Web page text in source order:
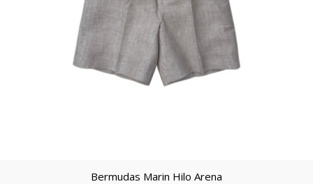
Bermudas Marin Hilo Arena